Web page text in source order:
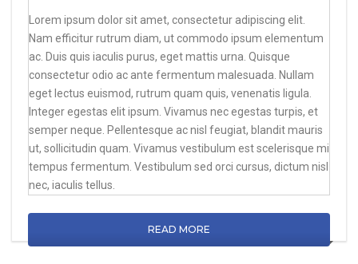
Lorem ipsum dolor sit amet, consectetur adipiscing elit.
Nam efficitur rutrum diam, ut commodo ipsum elementum
ac. Duis quis iaculis purus, eget mattis urna. Quisque
consectetur odio ac ante fermentum malesuada. Nullam
eget lectus euismod, rutrum quam quis, venenatis ligula.
Integer egestas elit ipsum. Vivamus nec egestas turpis, et
semper neque. Pellentesque ac nisl feugiat, blandit mauris
ut, sollicitudin quam. Vivamus vestibulum est scelerisque mi
tempus fermentum. Vestibulum sed orci cursus, dictum nisl
nec, iaculis tellus.
READ MORE